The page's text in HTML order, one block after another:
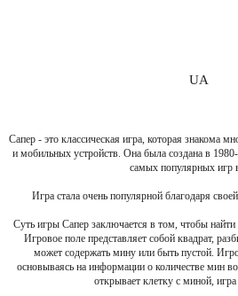
UA
Сапер - это классическая игра, которая знакома
и мобильных устройств. Она была создана в
самых популярных игр
Игра стала очень популярной благодаря
Суть игры Сапер заключается в том, чтобы
Игровое поле представляет собой квадрат,
может содержать мину или быть пустой.
основываясь на информации о количестве мин
открывает клетку с миной, игра